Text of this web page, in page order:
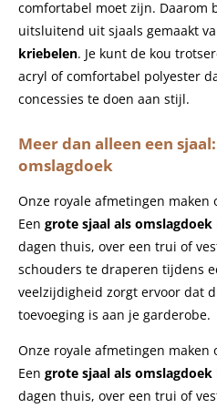
comfortabel moet zijn. Daarom
uitsluitend uit sjaals gemaakt
kriebelen. Je kunt de kou
acryl of comfortabel polyester
concessies te doen aan stijl.
Meer dan alleen een
omslagdoek
Onze royale afmetingen
Een grote sjaal als omslagdoek
dagen thuis, over een trui of
schouders te draperen tijdens
veelzijdigheid zorgt ervoor dat
toevoeging is aan je garderobe.
Onze royale afmetingen
Een grote sjaal als omslagdoek
dagen thuis, over een trui of